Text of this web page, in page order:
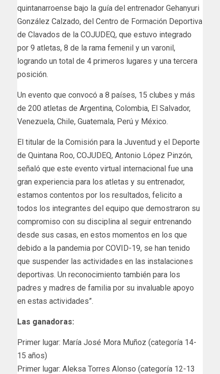
quintanarroense bajo la guía del entrenador Gehanyuri
González Calzado, del Centro de Formación Deportiva
de Clavados de la COJUDEQ, que estuvo integrado
por 9 atletas, 8 de la rama femenil y un varonil,
logrando un total de 4 primeros lugares y una tercera
posición.
Un evento que convocó a 8 países, 15 clubes y más
de 200 atletas de Argentina, Colombia, El Salvador,
Venezuela, Chile, Guatemala, Perú y México.
El titular de la Comisión para la Juventud y el Deporte
de Quintana Roo, COJUDEQ, Antonio López Pinzón,
señaló que este evento virtual internacional fue una
gran experiencia para los atletas y su entrenador,
estamos contentos por los resultados, felicito a
todos los integrantes del equipo que demostraron su
compromiso con su disciplina al seguir entrenando
desde sus casas, en estos momentos en los que
debido a la pandemia por COVID-19, se han tenido
que suspender las actividades en las instalaciones
deportivas. Un reconocimiento también para los
padres y madres de familia por su invaluable apoyo
en estas actividades”.
Las ganadoras:
Primer lugar: María José Mora Muñoz (categoría 14-
15 años)
Primer lugar: Aleksa Torres Alonso (categoría 12-13